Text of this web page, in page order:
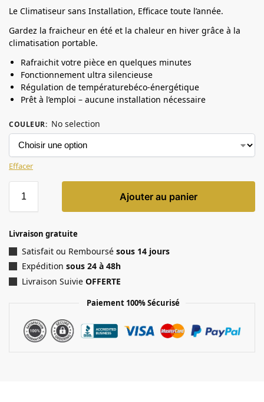
Le Climatiseur sans Installation, Efficace toute l’année.
Gardez la fraicheur en été et la chaleur en hiver grâce à la
climatisation portable.
Rafraichit votre pièce en quelques minutes
Fonctionnement ultra silencieuse
Régulation de températurebéco-énergétique
Prêt à l’emploi – aucune installation nécessaire
COULEUR: No selection
Effacer
Ajouter au panier
Livraison gratuite
Satisfait ou Remboursé sous 14 jours
Expédition sous 24 à 48h
Livraison Suivie OFFERTE
Paiement 100% Sécurisé